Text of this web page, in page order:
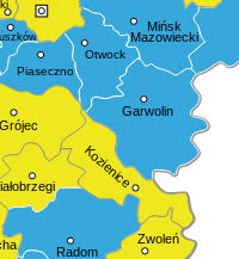
Piaseczno
Otwock
Mińsk
Mazowiecki
Garwolin
Grójec
Radom
Zwoleń
Kozienice